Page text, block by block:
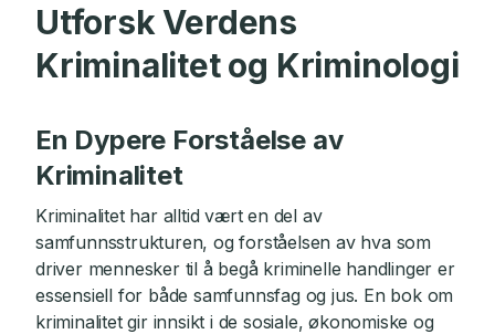
Utforsk Verdens
Kriminalitet og Kriminologi
En Dypere Forståelse av
Kriminalitet
Kriminalitet har alltid vært en del av
samfunnsstrukturen, og forståelsen av hva som
driver mennesker til å begå kriminelle handlinger er
essensiell for både samfunnsfag og jus. En bok om
kriminalitet gir innsikt i de sosiale, økonomiske og